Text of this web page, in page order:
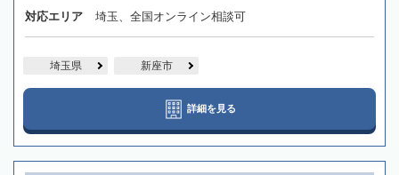
対応エリア 埼玉、全国オンライン相談可
埼玉県 新座市
詳細を見る